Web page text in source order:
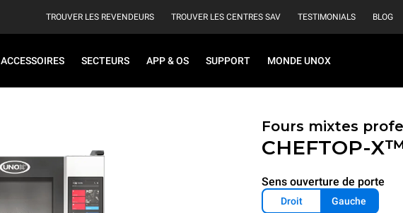
TROUVER LES REVENDEURS TROUVER LES CENTRES SAV TESTIMONIALS BLOG
ACCESSOIRES SECTEURS APP & OS SUPPORT MONDE UNOX
Fours mixtes
CHEFTOP-
Sens ouverture de porte
Droit Gauche